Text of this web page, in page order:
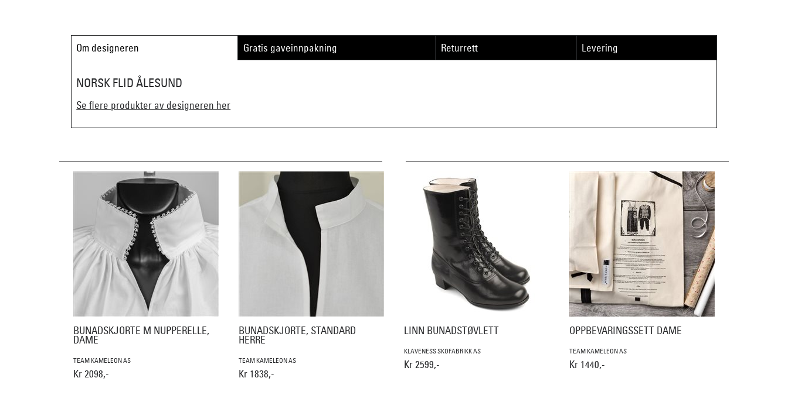
Om designeren Gratis gaveinnpakning Returrett Levering
NORSK FLID ÅLESUND
Se flere produkter av designeren her
BUNADSKJORTE M NUPPERELLE,
DAME
TEAM KAMELEON AS
Kr 2098,-
BUNADSKJORTE, STANDARD
HERRE
TEAM KAMELEON AS
Kr 1838,-
LINN BUNADSTØVLETT
KLAVENESS SKOFABRIKK AS
Kr 2599,-
OPPBEVARINGSSETT DAME
TEAM KAMELEON AS
Kr 1440,-